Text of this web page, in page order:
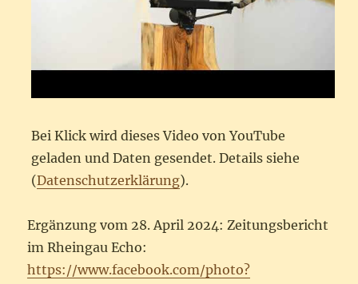
Bei Klick wird dieses Video von YouTube
geladen und Daten gesendet. Details siehe
(Datenschutzerklärung).
Ergänzung vom 28. April 2024: Zeitungsbericht
im Rheingau Echo:
https://www.facebook.com/photo?